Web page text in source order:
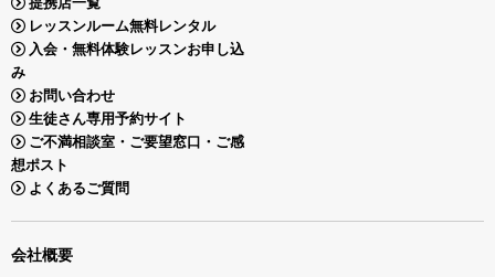
レッスンルーム無料レンタル
入会・無料体験レッスンお申し込
み
お問い合わせ
生徒さん専用予約サイト
ご不満相談室・ご要望窓口・ご感
想ポスト
よくあるご質問
会社概要